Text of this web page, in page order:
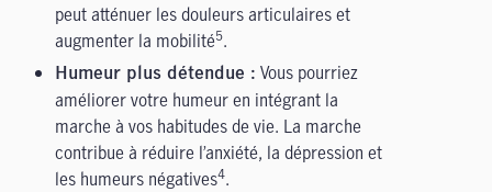
peut atténuer les douleurs articulaires et
augmenter la mobilité5.
Humeur plus détendue : Vous pourriez
améliorer votre humeur en intégrant la
marche à vos habitudes de vie. La marche
contribue à réduire l’anxiété, la dépression et
les humeurs négatives4.